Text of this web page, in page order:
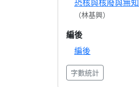
恐核與核廢與無知
（林基興）
編後
編後
字數統計